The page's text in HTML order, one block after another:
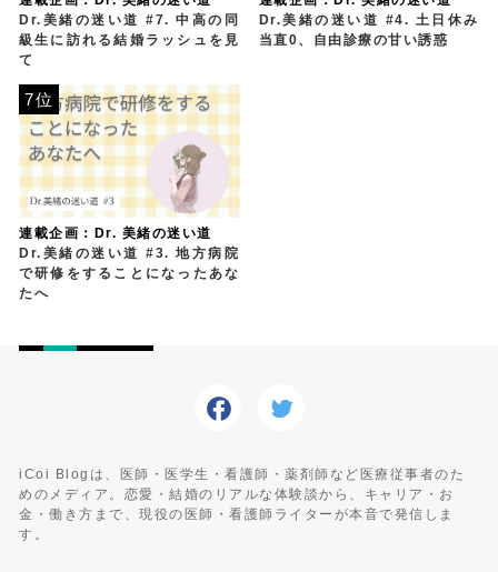
Dr.美緒の迷い道 #7. 中高の同
級生に訪れる結婚ラッシュを見
て
Dr.美緒の迷い道 #4. 土日休み
当直0、自由診療の甘い誘惑
連載企画：Dr. 美緒の迷い道
Dr.美緒の迷い道 #3. 地方病院
で研修をすることになったあな
たへ
7位
iCoi Blogは、医師・医学生・看護師・薬剤師など医療従事者のた
めのメディア。恋愛・結婚のリアルな体験談から、キャリア・お
金・働き方まで、現役の医師・看護師ライターが本音で発信しま
す。